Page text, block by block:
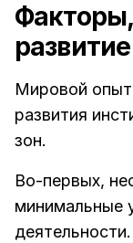
Мировой
развития
зон.
Во-первых,
минимальные